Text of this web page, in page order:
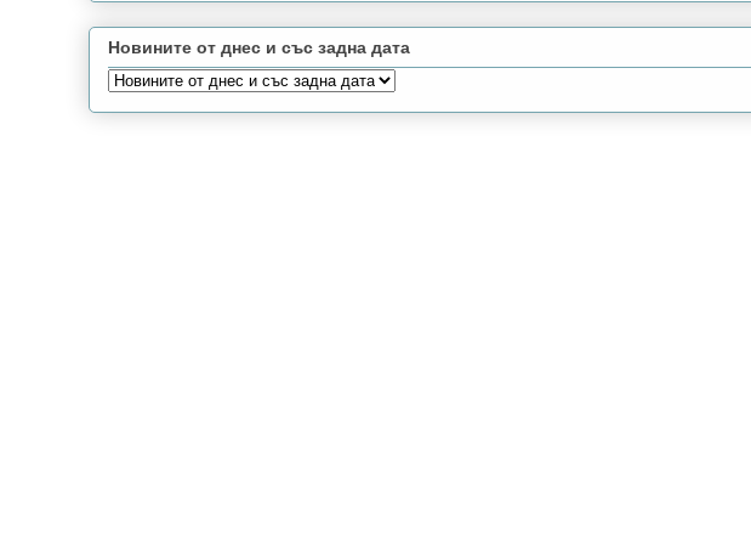
Новините от днес и със задна дата